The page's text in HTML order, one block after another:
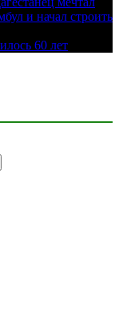
и начал строить
60 лет